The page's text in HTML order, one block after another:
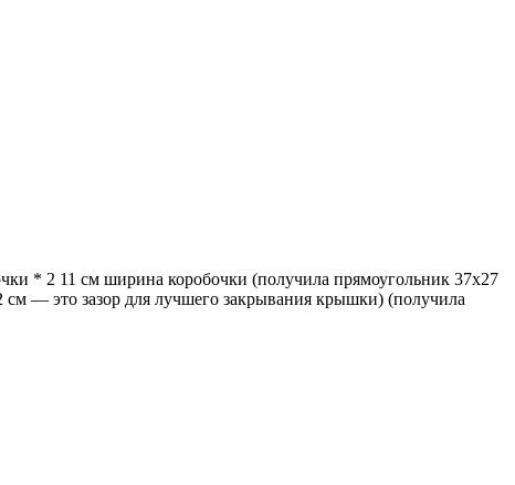
* 2 11 см ширина коробочки (получила прямоугольник 37х27
— это зазор для лучшего закрывания крышки) (получила